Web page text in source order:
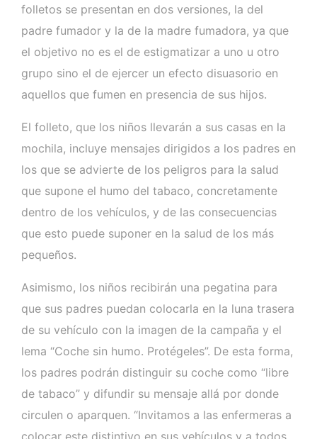
folletos se presentan en dos versiones, la del
padre fumador y la de la madre fumadora, ya que
el objetivo no es el de estigmatizar a uno u otro
grupo sino el de ejercer un efecto disuasorio en
aquellos que fumen en presencia de sus hijos.
El folleto, que los niños llevarán a sus casas en la
mochila, incluye mensajes dirigidos a los padres en
los que se advierte de los peligros para la salud
que supone el humo del tabaco, concretamente
dentro de los vehículos, y de las consecuencias
que esto puede suponer en la salud de los más
pequeños.
Asimismo, los niños recibirán una pegatina para
que sus padres puedan colocarla en la luna trasera
de su vehículo con la imagen de la campaña y el
lema “Coche sin humo. Protégeles”. De esta forma,
los padres podrán distinguir su coche como “libre
de tabaco” y difundir su mensaje allá por donde
circulen o aparquen. “Invitamos a las enfermeras a
colocar este distintivo en sus vehículos y a todos